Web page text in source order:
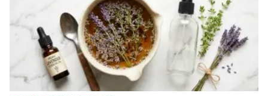
(AGA): A Review. International Journal of Multidisciplinary
Research and Growth Evaluation,4
(5), 308-316.
https://www.allmultidisciplinaryjournal.com/uploads/archives/
23-49.1.pdf
Fan, F. S. (2016).Iron deficiency anemia due to excessive
green tea drinking. Clinical Case Reports,4(11), 1053–1056.